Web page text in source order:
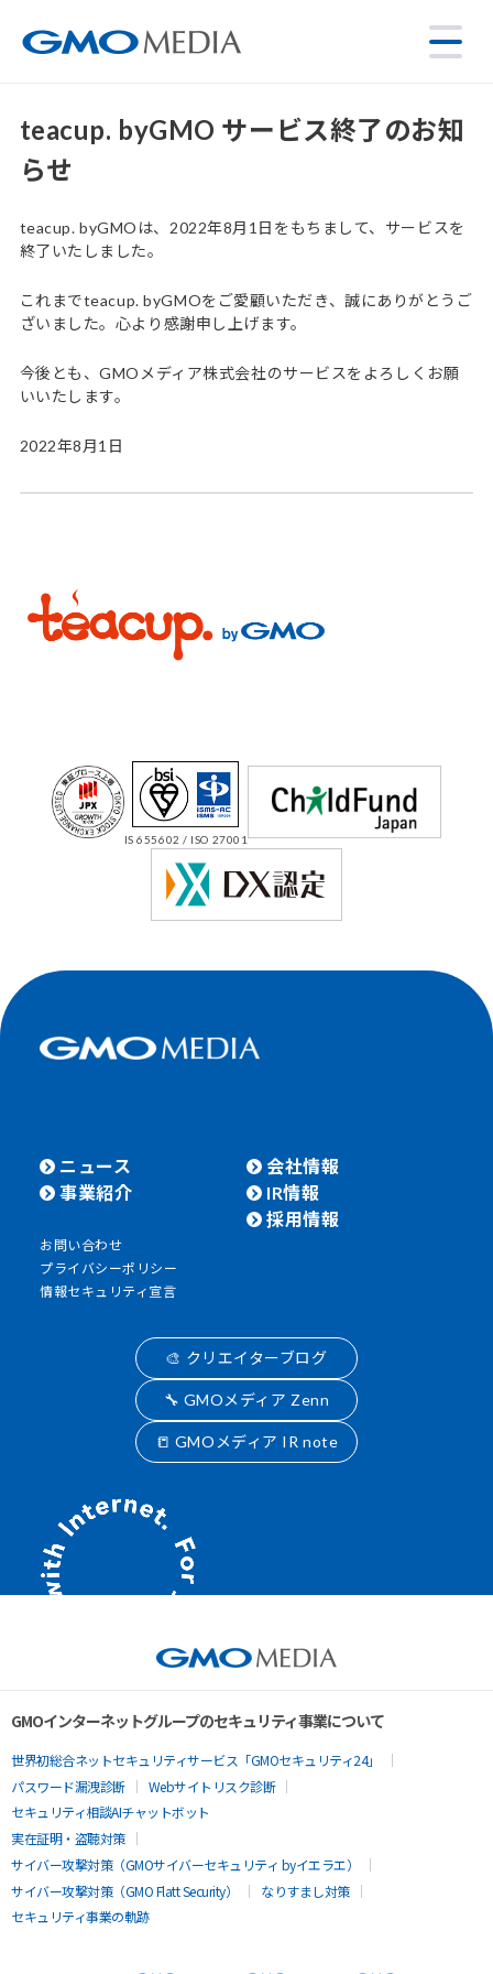
teacup. byGMO サービス終了のお知
らせ
teacup. byGMOは、2022年8月1日をもちまして、サービスを
終了いたしました。
これまでteacup. byGMOをご愛顧いただき、誠にありがとうご
ざいました。心より感謝申し上げます。
今後とも、GMOメディア株式会社のサービスをよろしくお願
いいたします。
2022年8月1日
IS 655602 / ISO 27001
ニュース
事業紹介
会社情報
IR情報
採用情報
お問い合わせ
プライバシーポリシー
情報セキュリティ宣言
🎨 クリエイターブログ
🔧 GMOメディア Zenn
📒 GMOメディア IR note
GMOインターネットグループのセキュリティ事業について
世界初総合ネットセキュリティサービス「GMOセキュリティ24」
パスワード漏洩診断
Webサイトリスク診断
セキュリティ相談AIチャットボット
実在証明・盗聴対策
サイバー攻撃対策（GMOサイバーセキュリティ byイエラエ）
サイバー攻撃対策（GMO Flatt Security）
なりすまし対策
セキュリティ事業の軌跡